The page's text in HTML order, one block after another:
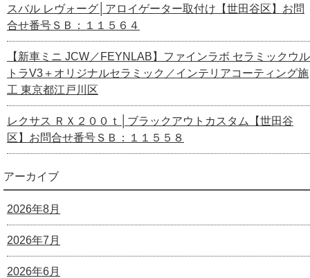
スバル レヴォーグ│アロイゲーター取付け【世田谷区】お問
合せ番号ＳＢ：１１５６４
【新車ミニ JCW／FEYNLAB】ファインラボ セラミックウル
トラV3＋オリジナルセラミック／インテリアコーティング施
工 東京都江戸川区
レクサス ＲＸ２００ｔ│ブラックアウトカスタム【世田谷
区】お問合せ番号ＳＢ：１１５５８
アーカイブ
2026年8月
2026年7月
2026年6月